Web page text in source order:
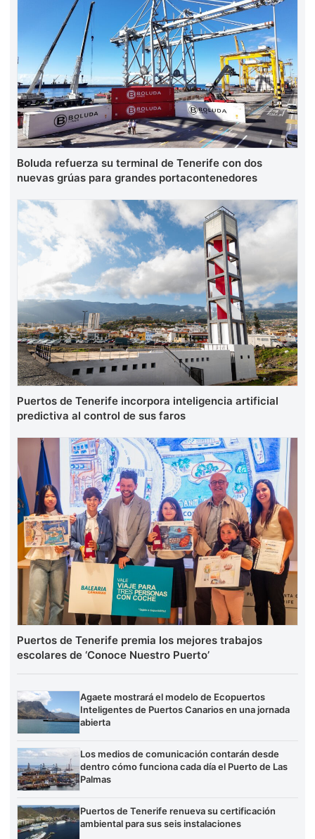
Boluda refuerza su terminal de Tenerife con dos
nuevas grúas para grandes portacontenedores
Puertos de Tenerife incorpora inteligencia artificial
predictiva al control de sus faros
Puertos de Tenerife premia los mejores trabajos
escolares de ‘Conoce Nuestro Puerto’
Agaete mostrará el modelo de Ecopuertos
Inteligentes de Puertos Canarios en una jornada
abierta
Los medios de comunicación contarán desde
dentro cómo funciona cada día el Puerto de Las
Palmas
Puertos de Tenerife renueva su certificación
ambiental para sus seis instalaciones